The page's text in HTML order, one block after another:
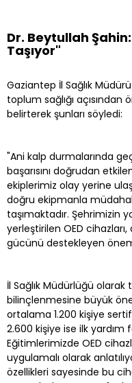
Dr. Beytullah
Taşıyor"
Gaziantep İl Sağlık
toplum sağlığı açısından
belirterek şunları söyledi:
"Ani kalp durmalarında
başarısını doğrudan
ekiplerimiz olay yerine
doğru ekipmanla
taşımaktadır. Şehrimizin
yerleştirilen OED
gücünü destekleyen
İl Sağlık Müdürlüğü
bilinçlenmesine büyük
ortalama 1.200 kişiye
2.600 kişiye ise ilk yardım
Eğitimlerimizde OED
uygulamalı olarak
özellikleri sayesinde bu